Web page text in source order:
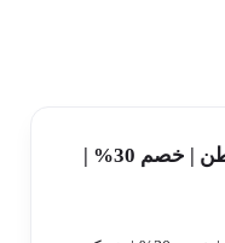
شركة غسيل مكيفات بحفر الباطن | خصم 30% |